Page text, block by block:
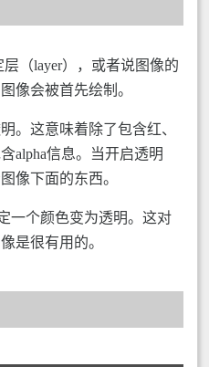
（layer），或者说图像的
像会被首先绘制。
。这意味着除了包含红、
alpha信息。当开启透明
像下面的东西。
一个颜色变为透明。这对
是很有用的。